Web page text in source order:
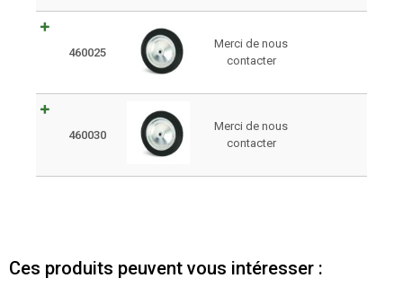
460025
Merci de nous
contacter
460030
Merci de nous
contacter
Ces produits peuvent vous intéresser :